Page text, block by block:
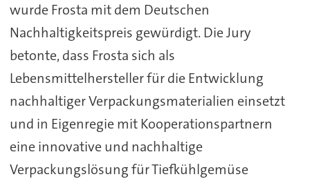
wurde Frosta mit dem Deutschen
Nachhaltigkeitspreis gewürdigt. Die Jury
betonte, dass Frosta sich als
Lebensmittelhersteller für die Entwicklung
nachhaltiger Verpackungsmaterialien einsetzt
und in Eigenregie mit Kooperationspartnern
eine innovative und nachhaltige
Verpackungslösung für Tiefkühlgemüse